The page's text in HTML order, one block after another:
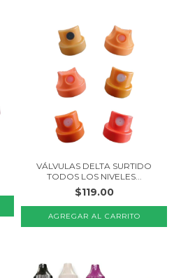
VÁLVULAS DELTA SURTIDO
TODOS LOS NIVELES...
$119.00